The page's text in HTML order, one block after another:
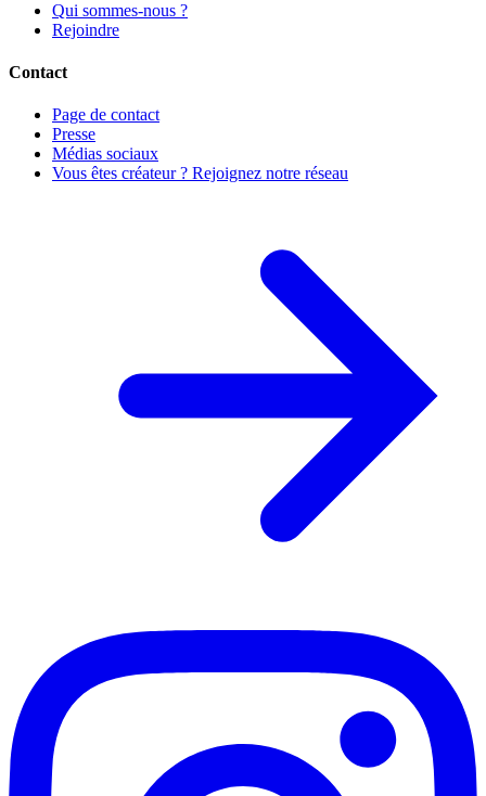
Qui sommes-nous ?
Rejoindre
Contact
Page de contact
Presse
Médias sociaux
Vous êtes créateur ? Rejoignez notre réseau